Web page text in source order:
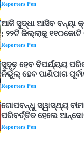
Reporters Pen
ସୁଦୃଢ଼ ହେବ ବିପର୍ଯ୍ୟୟ
ନିର୍ଭୁଲ୍ ହେବ ପାଣିପାଗ
Reporters Pen
ଗୋପବନ୍ଧୁ ସ୍ୱାସ୍ଥ୍ୟ
ପରିବର୍ତ୍ତିତ ହେଲେ
ଉତ୍କଳ ସାମ୍ବାଦିକ ସଂଘ
Reporters Pen
Shiva Mantras Sawan
ନିୟମିତ ଜପ କରନ୍ତୁ
୩ଟି ଶକ୍ତିଶାଳୀ ମନ୍ତ୍ର,
ଆର୍ଥିକ ସଙ୍କଟ
Reporters Pen